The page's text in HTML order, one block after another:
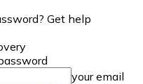
Get help
your email